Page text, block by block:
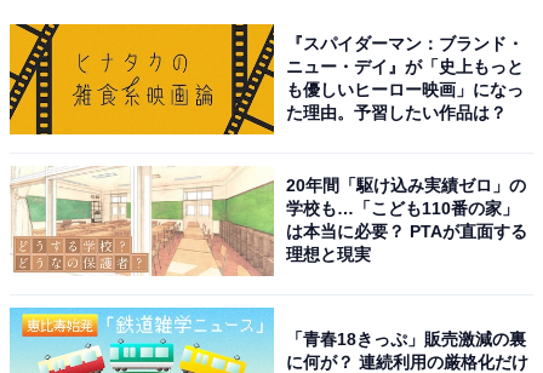
『スパイダーマン：ブランド・
ニュー・デイ』が「史上もっと
も優しいヒーロー映画」になっ
た理由。予習したい作品は？
20年間「駆け込み実績ゼロ」の
学校も…「こども110番の家」
は本当に必要？ PTAが直面する
理想と現実
「青春18きっぷ」販売激減の裏
に何が？ 連続利用の厳格化だけ